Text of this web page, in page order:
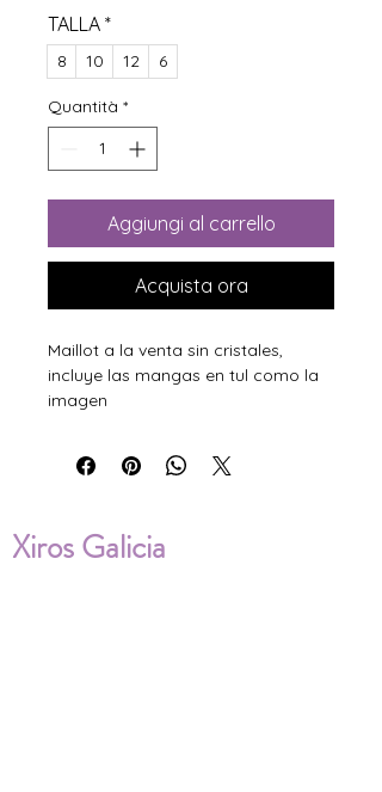
TALLA *
8 10 12 6
Quantità *
Aggiungi al carrello
Acquista ora
Maillot a la venta sin cristales,
incluye las mangas en tul como la
imagen
Xiros Galicia